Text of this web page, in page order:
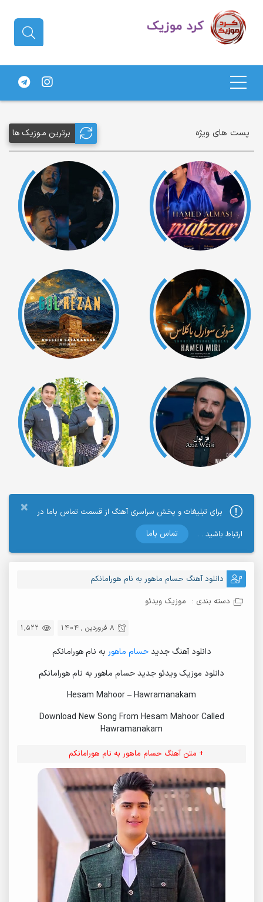
پست های ویژه برترین مـوزیک ها
×
برای تبلیغات و پخش سراسری آهنگ از قسمت تماس باما در
ارتباط باشید . .
تماس باما
دانلود آهنگ حسام ماهور به نام هورامانکم
دسته بندی : موزیک ویدئو
1,522 8 فروردین , 1404
دانلود آهنگ جدیدحسام ماهور به نام هورامانکم
دانلود موزیک ویدئو جدید حسام ماهور به نام هورامانکم
Hesam Mahoor – Hawramanakam
Download New Song From Hesam Mahoor Called
Hawramanakam
+ متن آهنگ حسام ماهور به نام هورامانکم